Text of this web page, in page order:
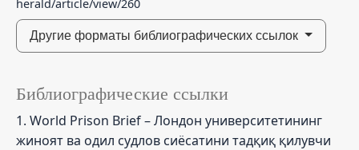
herald/article/view/260
Другие форматы библиографических ссылок
Библиографические ссылки
1. World Prison Brief – Лондон университетининг
жиноят ва одил судлов сиёсатини тадқиқ қилувчи